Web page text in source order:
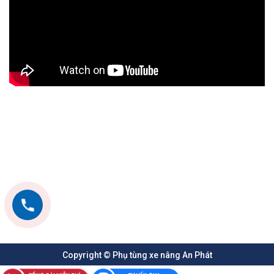
nângluôn tạo ra nhiệt độ lớn. Để tránh làm hư hại đến
động cơ thì hệ thống làm mát sẽ giúp làm giảm nhiệt
Copyright © Phụ tùng xe nâng An Phát